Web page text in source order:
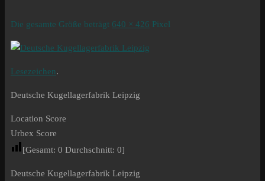
Die gesamte Größe beträgt 640 × 426 Pixel
Lesezeichen.
Deutsche Kugellagerfabrik Leipzig
Location Score
Urbex Score
[Gesamt: 0 Durchschnitt: 0]
Deutsche Kugellagerfabrik Leipzig